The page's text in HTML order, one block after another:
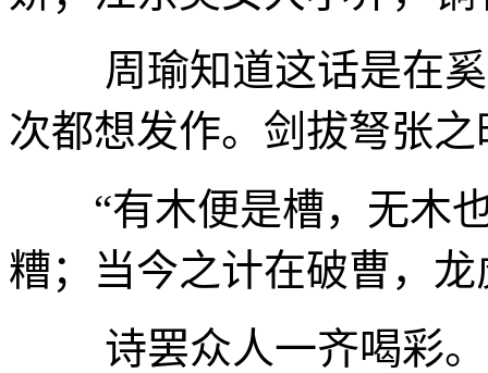
周瑜知道这话是在奚
次都想发作。剑拔弩张
“有木便是槽，无木
糟；当今之计在破曹，
诗罢众人一齐喝彩。